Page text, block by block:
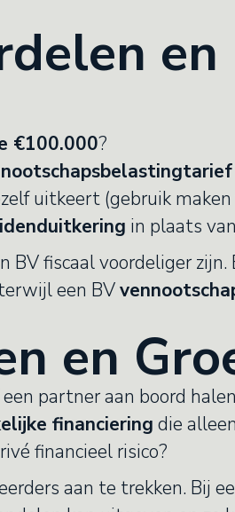
en
€100.000?
uitkeert (gebruik
in plaats
fiscaal voordeliger
een BV
en
partner aan boord
financiering die
financieel risico?
aan te trekken. Bij